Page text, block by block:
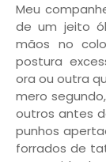
Meu
de um jeito
mãos no
postura
ora ou outra
mero
outros antes
punhos
forrados de